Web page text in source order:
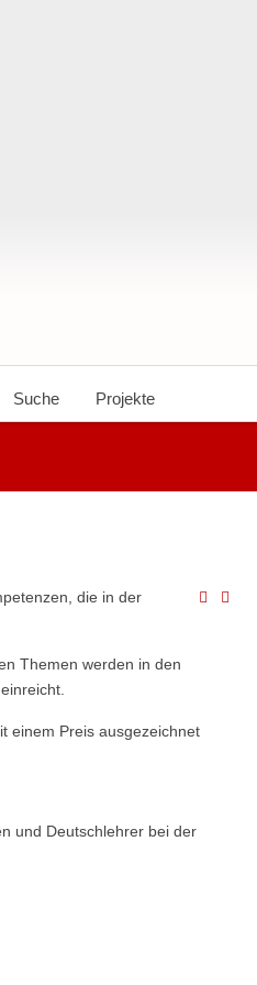
Suche Projekte
die in der
Themen werden in den
einem Preis ausgezeichnet
und Deutschlehrer bei der